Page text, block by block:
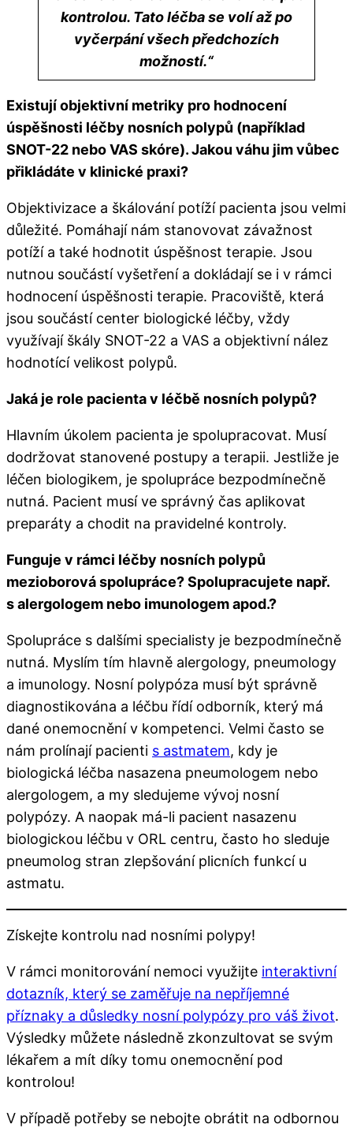
kontrolou. Tato léčba se volí až po
vyčerpání všech předchozích
možností.“
Existují objektivní metriky pro hodnocení
úspěšnosti léčby nosních polypů (například
SNOT-22 nebo VAS skóre). Jakou váhu jim vůbec
přikládáte v klinické praxi?
Objektivizace a škálování potíží pacienta jsou velmi
důležité. Pomáhají nám stanovovat závažnost
potíží a také hodnotit úspěšnost terapie. Jsou
nutnou součástí vyšetření a dokládají se i v rámci
hodnocení úspěšnosti terapie. Pracoviště, která
jsou součástí center biologické léčby, vždy
využívají škály SNOT-22 a VAS a objektivní nález
hodnotící velikost polypů.
Jaká je role pacienta v léčbě nosních polypů?​
Hlavním úkolem pacienta je spolupracovat. Musí
dodržovat stanovené postupy a terapii. Jestliže je
léčen biologikem, je spolupráce bezpodmínečně
nutná. Pacient musí ve správný čas aplikovat
preparáty a chodit na pravidelné kontroly.
Funguje v rámci léčby nosních polypů
mezioborová spolupráce? Spolupracujete např.
s alergologem nebo imunologem apod.?
Spolupráce s dalšími specialisty je bezpodmínečně
nutná. Myslím tím hlavně alergology, pneumology
a imunology. Nosní polypóza musí být správně
diagnostikována a léčbu řídí odborník, který má
dané onemocnění v kompetenci. Velmi často se
nám prolínají pacienti s astmatem, kdy je
biologická léčba nasazena pneumologem nebo
alergologem, a my sledujeme vývoj nosní
polypózy. A naopak má-li pacient nasazenu
biologickou léčbu v ORL centru, často ho sleduje
pneumolog stran zlepšování plicních funkcí u
astmatu.
Získejte kontrolu nad nosními polypy!
V rámci monitorování nemoci využijte interaktivní
dotazník, který se zaměřuje na nepříjemné
příznaky a důsledky nosní polypózy pro váš život.
Výsledky můžete následně zkonzultovat se svým
lékařem a mít díky tomu onemocnění pod
kontrolou!
V případě potřeby se nebojte obrátit na odbornou